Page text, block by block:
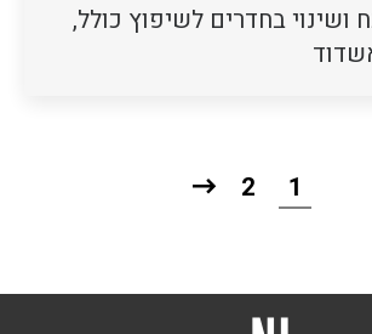
ושינוי בחדרים לשיפוץ כולל,
1
2